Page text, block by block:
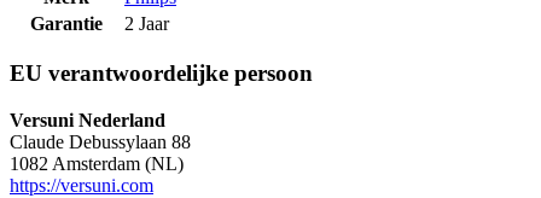
Garantie
2 Jaar
EU verantwoordelijke persoon
Versuni Nederland
Claude Debussylaan 88
1082 Amsterdam (NL)
https://versuni.com